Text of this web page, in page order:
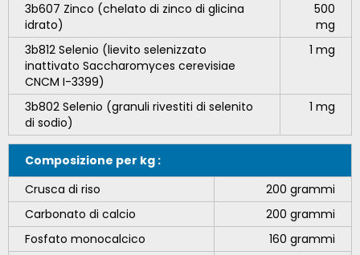
3b607 Zinco (chelato di zinco di glicina
idrato)
500
mg
3b812 Selenio (lievito selenizzato
inattivato Saccharomyces cerevisiae
CNCM I-3399)
1 mg
3b802 Selenio (granuli rivestiti di selenito
di sodio)
1 mg
Composizione per kg :
Crusca di riso
200 grammi
Carbonato di calcio
200 grammi
Fosfato monocalcico
160 grammi